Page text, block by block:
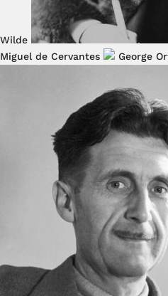
Wilde
Miguel de Cervantes
George